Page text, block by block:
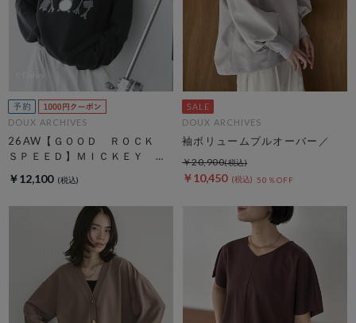
DOUX ARCHIVES
26AW【ＧＯＯＤ ＲＯＣＫ
ＳＰＥＥＤ】ＭＩＣＫＥＹ
￥12,100
DOUX ARCHIVES
袖ボリュームプルオーバー／
￥10,450 50％OFF
￥20,900